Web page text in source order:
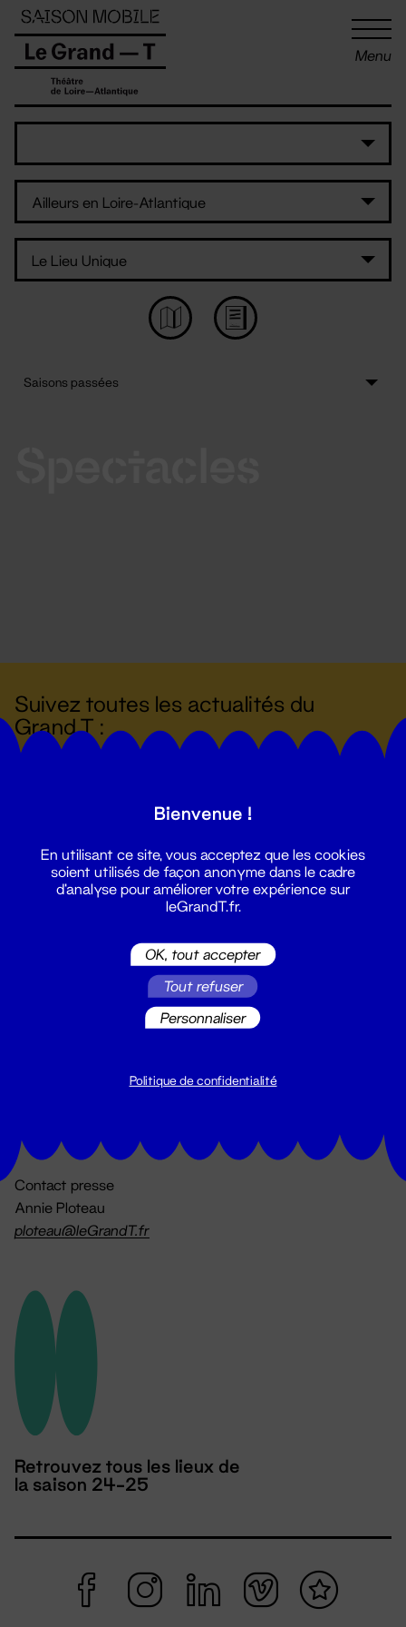
Menu
Suivez toutes les actualités du
Grand T :
billetterie@leGrandT.fr
Contact presse
Annie Ploteau
ploteau@leGrandT.fr
Retrouvez tous les lieux de
la saison 24-25
Panneau de gestion des cookies
Bienvenue !
En utilisant ce site, vous acceptez que les cookies
soient utilisés de façon anonyme dans le cadre
d'analyse pour améliorer votre expérience sur
leGrandT.fr.
OK, tout accepter
Tout refuser
Personnaliser
Politique de confidentialité